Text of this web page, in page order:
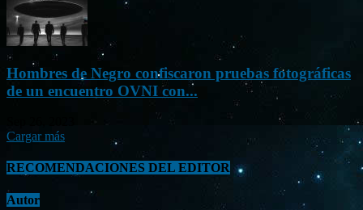
Hombres de Negro confiscaron pruebas fotográficas
de un encuentro OVNI con...
Cargar más
RECOMENDACIONES DEL EDITOR
Autor